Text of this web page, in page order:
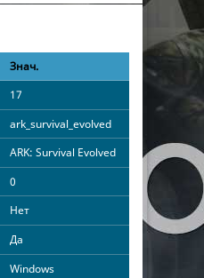
Знач.
17
ark_survival_evolved
ARK: Survival Evolved
0
Нет
Да
Windows